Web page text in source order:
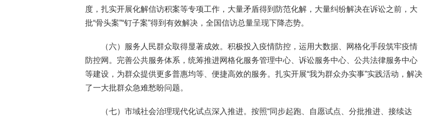
度，扎实开展化解信访积案等专项工作，大量矛盾得到防范化解，大量纠纷解决在诉讼之前，大
批“骨头案”“钉子案”得到有效解决，全国信访总量呈现下降态势。
（六）服务人民群众取得显著成效。积极投入疫情防控，运用大数据、网格化手段筑牢疫情
防控网。完善公共服务体系，统筹推进网格化服务管理中心、诉讼服务中心、公共法律服务中心
等建设，为群众提供更多普惠均等、便捷高效的服务。扎实开展“我为群众办实事”实践活动，解决
了一大批群众急难愁盼问题。
（七）市域社会治理现代化试点深入推进。按照“同步起跑、自愿试点、分批推进、接续达